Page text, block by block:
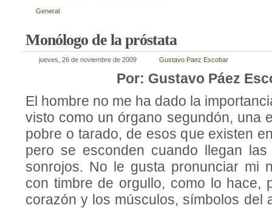
General
Monólogo de la próstata
jueves, 26 de noviembre de 2009 Gustavo Paez Escobar
Por: Gustavo Páez
El hombre no me ha dado la
visto como un órgano segundón, una
pobre o tarado, de esos que existen
pero se esconden cuando llegan
sonrojos. No le gusta pronunciar mi
con timbre de orgullo, como lo hace,
corazón y los músculos, símbolos del